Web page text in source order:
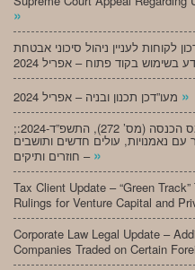
»
לקוחות לעניין ניהול סיכוני אבטחת
»
;מעו”דכן מיסים – חוק לתיקון פקודת מס הכנסה (מס’ 272), התשפ”ד-2024:
עם נאמנויות, עולים חדשים ותושבים
חוזרים ותיקים – »
Tax Client Update – “Green
Rulings for Venture Capital and
Corporate Law Legal Update –
Companies Traded on Certain